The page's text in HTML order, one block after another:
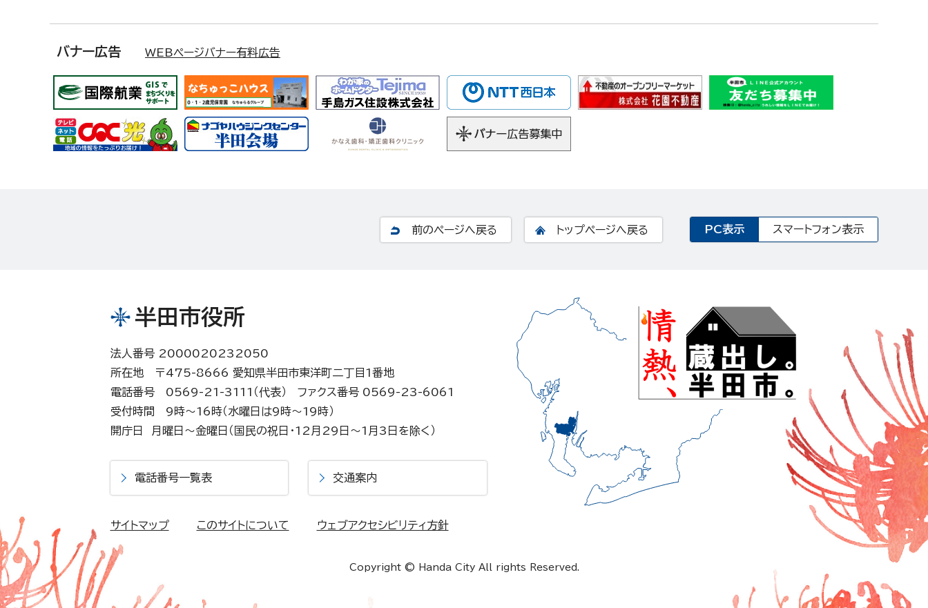
バナー広告 WEBページバナー有料広告
前のページへ戻る トップページへ戻る PC表示 スマートフォン表示
半田市役所
法人番号 2000020232050
所在地 〒475-8666 愛知県半田市東洋町二丁目1番地
電話番号 0569-21-3111（代表） ファクス番号 0569-23-6061
受付時間 9時～16時（水曜日は9時～19時）
開庁日 月曜日～金曜日（国民の祝日・12月29日～1月3日を除く）
電話番号一覧表 交通案内
サイトマップ このサイトについて ウェブアクセシビリティ方針
Copyright © Handa City All rights Reserved.